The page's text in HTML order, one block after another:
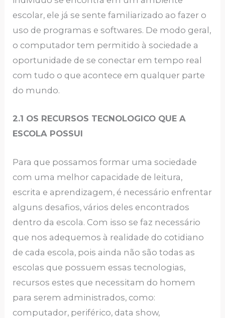
escolar, ele já se sente familiarizado ao fazer o
uso de programas e softwares. De modo geral,
o computador tem permitido à sociedade a
oportunidade de se conectar em tempo real
com tudo o que acontece em qualquer parte
do mundo.
2.1 OS RECURSOS TECNOLOGICO QUE A
ESCOLA POSSUI
Para que possamos formar uma sociedade
com uma melhor capacidade de leitura,
escrita e aprendizagem, é necessário enfrentar
alguns desafios, vários deles encontrados
dentro da escola. Com isso se faz necessário
que nos adequemos à realidade do cotidiano
de cada escola, pois ainda não são todas as
escolas que possuem essas tecnologias,
recursos estes que necessitam do homem
para serem administrados, como:
computador, periférico, data show,